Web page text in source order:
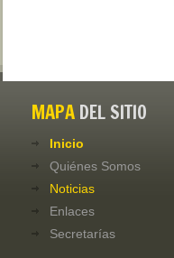
MAPA DEL SITIO
Inicio
Quiénes Somos
Noticias
Enlaces
Secretarías